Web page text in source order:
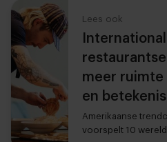
Lees ook
meer
en betekenis
Amerikaanse
voorspelt 10